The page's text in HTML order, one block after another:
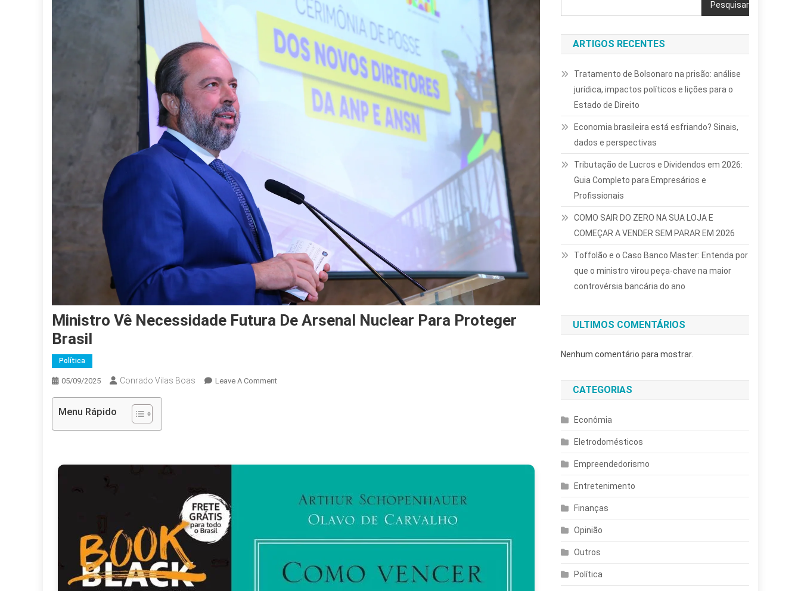
Ministro Vê Necessidade Futura De Arsenal Nuclear Para Proteger
Brasil
Política
05/09/2025 Conrado Vilas Boas Leave A CommentOn
Proteger
Menu Rápido
Pesquisar
ARTIGOS RECENTES
Tratamento de Bolsonaro na prisão: análise
jurídica, impactos políticos e lições para o
Estado de Direito
Economia brasileira está esfriando? Sinais,
dados e perspectivas
Tributação de Lucros e Dividendos em 2026:
Guia Completo para Empresários e
Profissionais
COMO SAIR DO ZERO NA SUA LOJA E
COMEÇAR A VENDER SEM PARAR EM 2026
Toffolão e o Caso Banco Master: Entenda por
que o ministro virou peça-chave na maior
controvérsia bancária do ano
ULTIMOS COMENTÁRIOS
Nenhum comentário para mostrar.
CATEGORIAS
Econômia
Eletrodomésticos
Empreendedorismo
Entretenimento
Finanças
Opinião
Outros
Política